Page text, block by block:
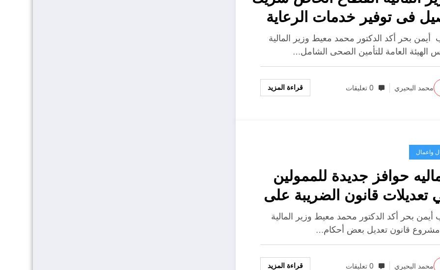
فى توفير خدمات الرعاية
بتسعيرة عادلة
أيمن بحر أكد الدكتور محمد معيط وزير المالية
الهيئة العامة للتأمين الصحى الشامل…
محمد البحيري 0 تعليقات قراءة المزيد
واعمال
حوافز جديدة للممولين
تعديلات قانون الضريبة على
أيمن بحر أكد الدكتور محمد معيط وزير المالية
قانون تعديل بعض أحكام…
محمد البحيري 0 تعليقات قراءة المزيد